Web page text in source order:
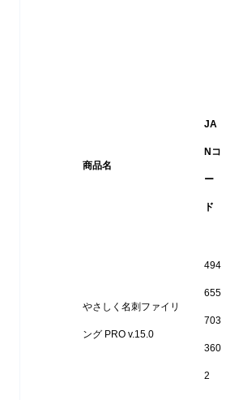
商品名
JA
Nコ
ー
ド
やさしく名刺ファイリ
ング PRO v.15.0
494
655
703
360
2